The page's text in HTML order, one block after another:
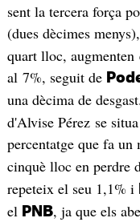
sent la tercera força
(dues dècimes
quart lloc,
al 7%, seguit de
una dècima de desgast.
d'Alvise Pérez se
percentatge que fa
cinquè lloc en perdre
repeteix el seu 1,1% i
el PNB, ja que els